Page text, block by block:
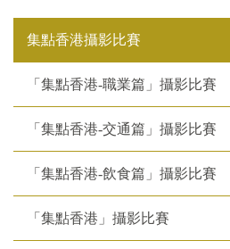
集點香港攝影比賽
「集點香港-職業篇」攝影比賽
「集點香港-交通篇」攝影比賽
「集點香港-飲食篇」攝影比賽
「集點香港」攝影比賽